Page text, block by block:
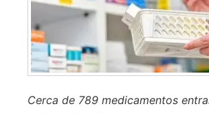
Cerca de 789 medicamentos